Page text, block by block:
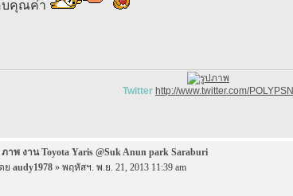
คุณค่า
Twitter http://www.twitter.com/POLYPSN
ภาพ งาน Toyota Yaris @Suk Anun park Saraburi
ย audy1978 » พฤหัสฯ. พ.ย. 21, 2013 11:39 am